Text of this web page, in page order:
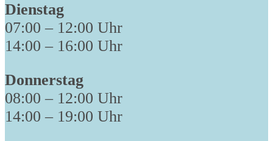
Dienstag
07:00 – 12:00 Uhr
14:00 – 16:00 Uhr
Donnerstag
08:00 – 12:00 Uhr
14:00 – 19:00 Uhr